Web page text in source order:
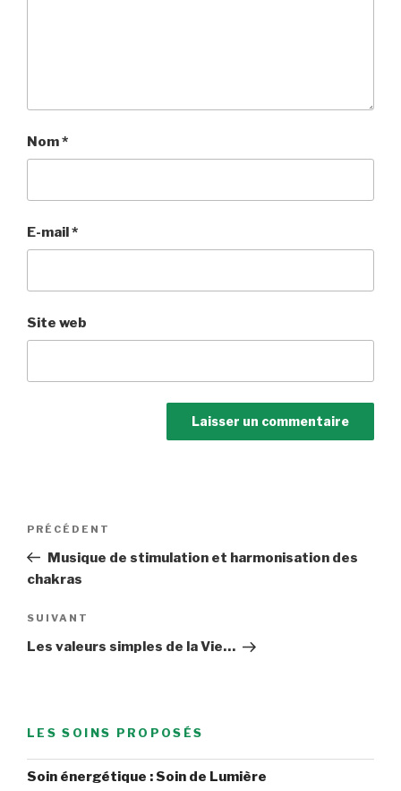
Nom*
E-mail*
Site web
Navigation
l’article
Article
précédent
PRÉCÉDENT
Musique de stimulation et harmonisation des
chakras
Article
suivant
SUIVANT
Les valeurs simples de la Vie…
LES SOINS PROPOSÉS
Soin énergétique : Soin de Lumière